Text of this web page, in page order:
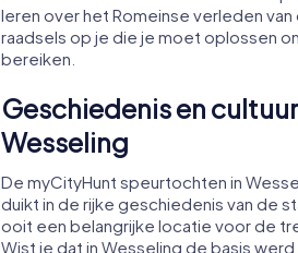
leren over het Romeinse verleden
raadsels op je die je moet oplossen
bereiken.
Geschiedenis en
Wesseling
De myCityHunt speurtochten in
duikt in de rijke geschiedenis van de
ooit een belangrijke locatie voor de
Wist je dat in Wesseling de basis